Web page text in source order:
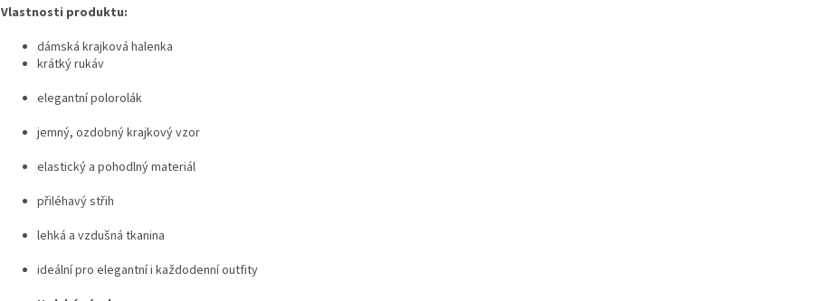
Vlastnosti produktu:
dámská krajková halenka
krátký rukáv
elegantní polorolák
jemný, ozdobný krajkový vzor
elastický a pohodlný materiál
přiléhavý střih
lehká a vzdušná tkanina
ideální pro elegantní i každodenní outfity